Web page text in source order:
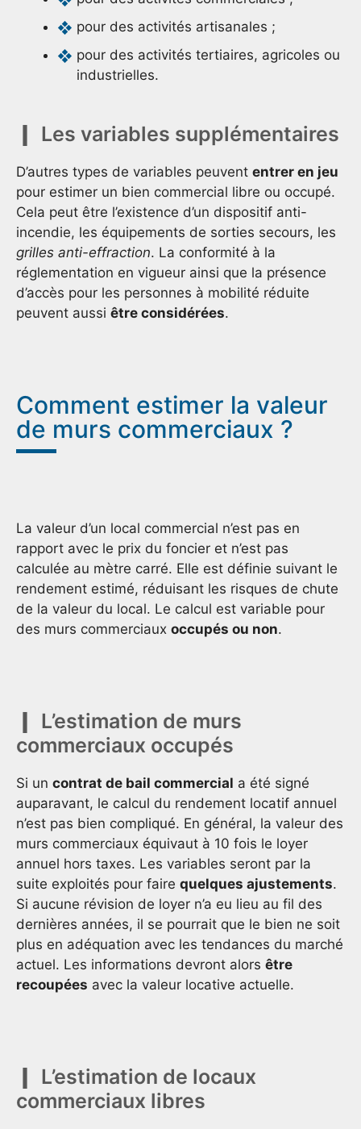
pour des activités artisanales ;
pour des activités tertiaires, agricoles ou
industrielles.
Les variables supplémentaires
D’autres types de variables peuvent entrer en jeu
pour estimer un bien commercial libre ou occupé.
Cela peut être l’existence d’un dispositif anti-
incendie, les équipements de sorties secours, les
grilles anti-effraction. La conformité à la
réglementation en vigueur ainsi que la présence
d’accès pour les personnes à mobilité réduite
peuvent aussi être considérées.
Comment estimer la valeur
de murs commerciaux ?
La valeur d’un local commercial n’est pas en
rapport avec le prix du foncier et n’est pas
calculée au mètre carré. Elle est définie suivant le
rendement estimé, réduisant les risques de chute
de la valeur du local. Le calcul est variable pour
des murs commerciaux occupés ou non.
L’estimation de murs
commerciaux occupés
Si un contrat de bail commercial a été signé
auparavant, le calcul du rendement locatif annuel
n’est pas bien compliqué. En général, la valeur des
murs commerciaux équivaut à 10 fois le loyer
annuel hors taxes. Les variables seront par la
suite exploités pour faire quelques ajustements.
Si aucune révision de loyer n’a eu lieu au fil des
dernières années, il se pourrait que le bien ne soit
plus en adéquation avec les tendances du marché
actuel. Les informations devront alors être
recoupées avec la valeur locative actuelle.
L’estimation de locaux
commerciaux libres